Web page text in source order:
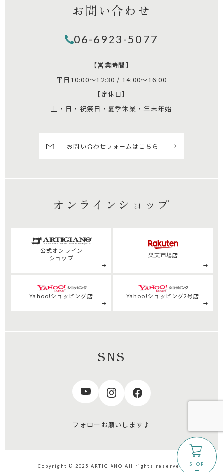
お問い合わせ
06-6923-5077
【営業時間】
平日10:00～12:30 / 14:00～16:00
【定休日】
土・日・祝祭日・夏季休業・年末年始
お問い合わせフォームはこちら
オンラインショップ
公式オンライン
ショップ
楽天市場店
Yahoo!ショッピング店 Yahoo!ショッピング2号店
SNS
フォローお願いします♪
Copyright © 2025 ARTIGIANO All rights reserved.